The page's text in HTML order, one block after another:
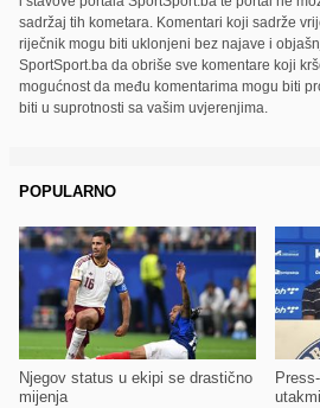
sadržaj tih kometara. Komentari koji sadrže
riječnik mogu biti uklonjeni bez najave i
SportSport.ba da obriše sve komentare koji
mogućnost da među komentarima mogu biti
biti u suprotnosti sa vašim uvjerenjima.
POPULARNO
Njegov status u ekipi se drastično
mijenja